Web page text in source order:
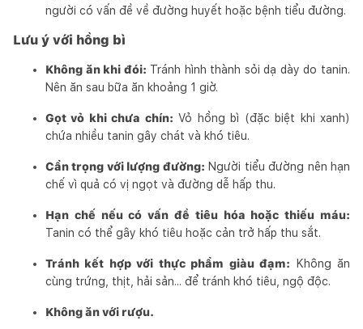
người có vấn đề về đường huyết hoặc bệnh tiểu đường.
Lưu ý với hồng bì
Không ăn khi đói: Tránh hình thành sỏi dạ dày do tanin.
Nên ăn sau bữa ăn khoảng 1 giờ.
Gọt vỏ khi chưa chín: Vỏ hồng bì (đặc biệt khi xanh)
chứa nhiều tanin gây chát và khó tiêu.
Cẩn trọng với lượng đường: Người tiểu đường nên hạn
chế vì quả có vị ngọt và đường dễ hấp thu.
Hạn chế nếu có vấn đề tiêu hóa hoặc thiếu máu:
Tanin có thể gây khó tiêu hoặc cản trở hấp thu sắt.
Tránh kết hợp với thực phẩm giàu đạm: Không ăn
cùng trứng, thịt, hải sản... để tránh khó tiêu, ngộ độc.
Không ăn với rượu.